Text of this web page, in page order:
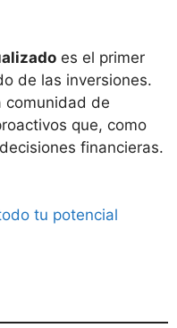
es el primer
de las inversiones.
comunidad de
que, como
financieras.
tu potencial